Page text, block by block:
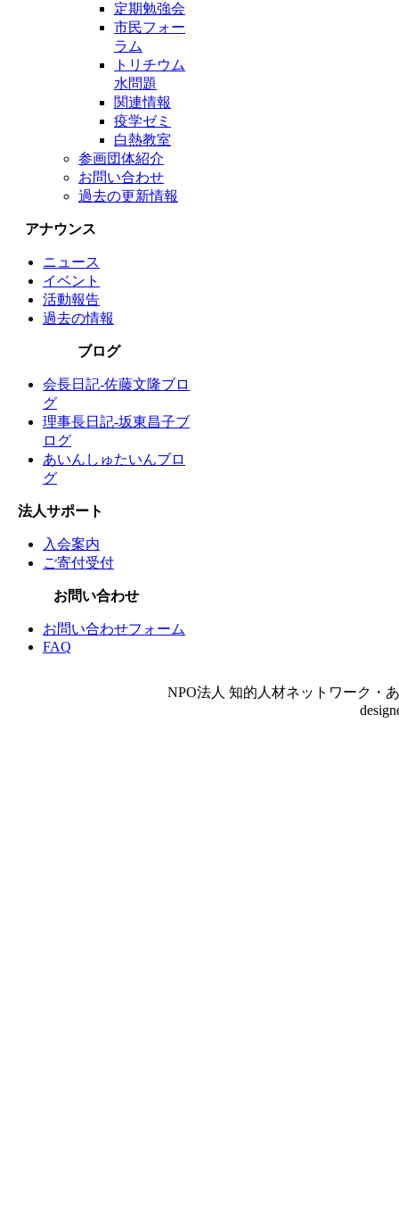
定期勉強会
市民フォー
ラム
トリチウム
水問題
関連情報
疫学ゼミ
白熱教室
参画団体紹介
お問い合わせ
過去の更新情報
アナウンス
ニュース
イベント
活動報告
過去の情報
ブログ
会長日記-佐藤文隆ブロ
グ
理事長日記-坂東昌子ブ
ログ
あいんしゅたいんブロ
グ
法人サポート
入会案内
ご寄付受付
お問い合わせ
お問い合わせフォーム
FAQ
NPO法人 知的人材ネットワーク・